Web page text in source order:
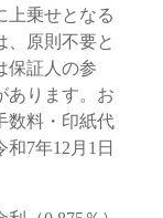
上乗せとなる
原則不要と
保証人の参
あります。お
数料・印紙代
7年12月1日